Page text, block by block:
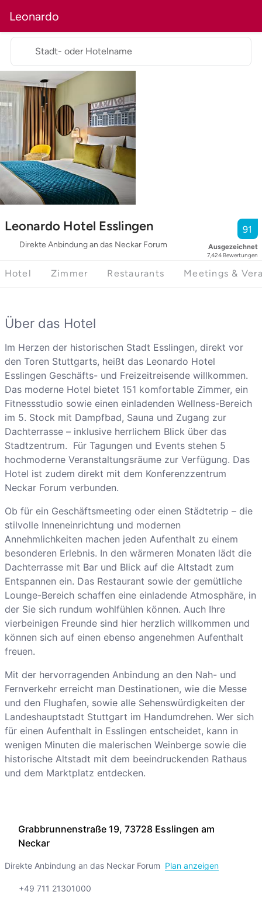
Leonardo
Leonardo Hotel Esslingen
Direkte Anbindung an das Neckar Forum
91
Ausgezeichnet
7,424 Bewertungen
Stadt- oder Hotelname
Hotel Zimmer Restaurants Meetings &
Grabbrunnenstraße 19, 73728 Esslingen am
Neckar
Direkte Anbindung an das Neckar Forum Plan anzeigen
+49 711 21301000
Über das Hotel
Im Herzen der historischen Stadt Esslingen, direkt vor
den Toren Stuttgarts, heißt das Leonardo Hotel
Esslingen Geschäfts- und Freizeitreisende willkommen.
Das moderne Hotel bietet 151 komfortable Zimmer, ein
Fitnessstudio sowie einen einladenden Wellness-Bereich
im 5. Stock mit Dampfbad, Sauna und Zugang zur
Dachterrasse – inklusive herrlichem Blick über das
Stadtzentrum. Für Tagungen und Events stehen 5
hochmoderne Veranstaltungsräume zur Verfügung. Das
Hotel ist zudem direkt mit dem Konferenzzentrum
Neckar Forum verbunden.
Ob für ein Geschäftsmeeting oder einen Städtetrip – die
stilvolle Inneneinrichtung und modernen
Annehmlichkeiten machen jeden Aufenthalt zu einem
besonderen Erlebnis. In den wärmeren Monaten lädt die
Dachterrasse mit Bar und Blick auf die Altstadt zum
Entspannen ein. Das Restaurant sowie der gemütliche
Lounge-Bereich schaffen eine einladende Atmosphäre, in
der Sie sich rundum wohlfühlen können. Auch Ihre
vierbeinigen Freunde sind hier herzlich willkommen und
können sich auf einen ebenso angenehmen Aufenthalt
freuen.
Mit der hervorragenden Anbindung an den Nah- und
Fernverkehr erreicht man Destinationen, wie die Messe
und den Flughafen, sowie alle Sehenswürdigkeiten der
Landeshauptstadt Stuttgart im Handumdrehen. Wer sich
für einen Aufenthalt in Esslingen entscheidet, kann in
wenigen Minuten die malerischen Weinberge sowie die
historische Altstadt mit dem beeindruckenden Rathaus
und dem Marktplatz entdecken.